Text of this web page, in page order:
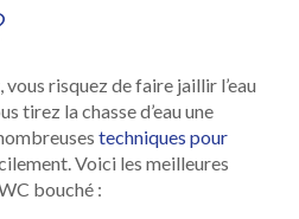
risquez de faire jaillir l’eau
tirez la chasse d’eau une
techniques pour
Voici les meilleures
bouché :